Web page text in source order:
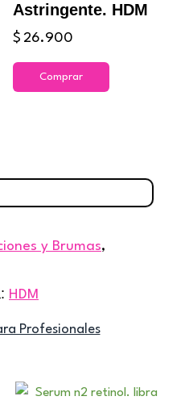
Astringente. HDM
$ 26.900
Comprar
y Brumas,
HDM
Profesionales